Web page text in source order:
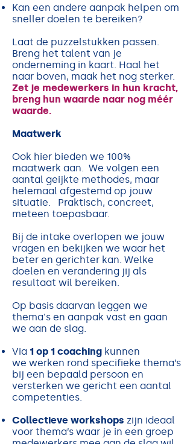
Kan een andere aanpak helpen om
sneller doelen te bereiken?
Laat de puzzelstukken passen.
Breng het talent van je
onderneming in kaart. Haal het
naar boven, maak het nog sterker.
Zet je medewerkers in hun kracht,
breng hun waarde naar nog méér
waarde.
Maatwerk
Ook hier bieden we 100%
maatwerk aan. We volgen een
aantal geijkte methodes, maar
helemaal afgestemd op jouw
situatie. Praktisch, concreet,
meteen toepasbaar.
Bij de intake overlopen we jouw
vragen en bekijken we waar het
beter en gerichter kan. Welke
doelen en verandering jij als
resultaat wil bereiken.
Op basis daarvan leggen we
thema's en aanpak vast en gaan
we aan de slag.
Via 1 op 1 coaching kunnen
we werken rond specifieke thema’s
bij een bepaald persoon en
versterken we gericht een aantal
competenties.
Collectieve workshops zijn ideaal
voor thema’s waar je in een groep